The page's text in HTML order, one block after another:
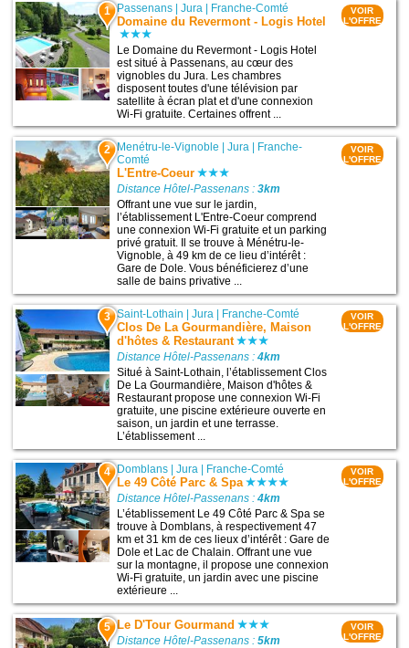
1 Passenans |Jura | Franche-Comté
Domaine du Revermont - Logis Hotel
Le Domaine du Revermont - Logis Hotel
est situé à Passenans, au cœur des
vignobles du Jura. Les chambres
disposent toutes d'une télévision par
satellite à écran plat et d'une connexion
Wi-Fi gratuite. Certaines offrent ...
VOIR
L'OFFRE
2 Menétru-le-Vignoble |Jura
Franche-
Comté
L'Entre-Coeur
Distance Hôtel-Passenans :3km
Offrant une vue sur le jardin,
l’établissement L'Entre-Coeur comprend
une connexion Wi-Fi gratuite et un parking
privé gratuit. Il se trouve à Ménétru-le-
Vignoble, à 49 km de ce lieu d’intérêt :
Gare de Dole. Vous bénéficierez d’une
salle de bains privative ...
VOIR
L'OFFRE
3 Saint-Lothain |Jura Franche-Comté
Clos De La Gourmandière, Maison
d'hôtes & Restaurant
Distance Hôtel-Passenans :4km
Situé à Saint-Lothain, l’établissement Clos
De La Gourmandière, Maison d'hôtes &
Restaurant propose une connexion Wi-Fi
gratuite, une piscine extérieure ouverte en
saison, un jardin et une terrasse.
L’établissement ...
VOIR
L'OFFRE
4 Domblans |Jura Franche-Comté
Le 49 Côté Parc & Spa
Distance Hôtel-Passenans :4km
L’établissement Le 49 Côté Parc & Spa se
trouve à Domblans, à respectivement 47
km et 31 km de ces lieux d’intérêt : Gare de
Dole et Lac de Chalain. Offrant une vue
sur la montagne, il propose une connexion
Wi-Fi gratuite, un jardin avec une piscine
extérieure ...
VOIR
L'OFFRE
5 Le D'Tour Gourmand
Distance Hôtel-Passenans :5km
VOIR
L'OFFRE